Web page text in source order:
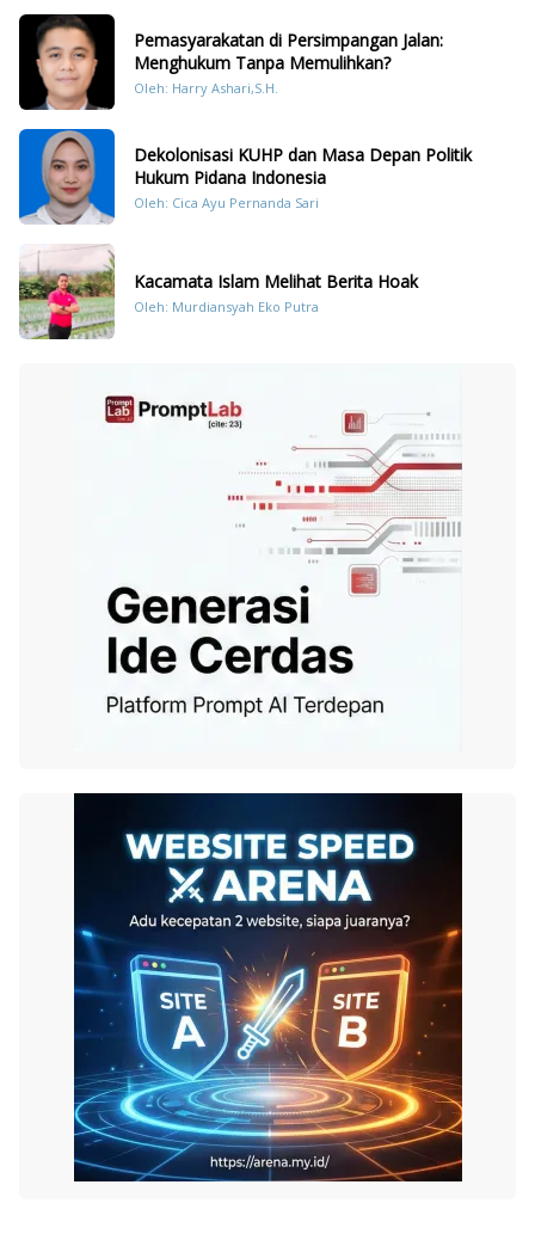
Pemasyarakatan di Persimpangan Jalan:
Menghukum Tanpa Memulihkan?
Oleh: Harry Ashari,S.H.
Dekolonisasi KUHP dan Masa Depan Politik
Hukum Pidana Indonesia
Oleh: Cica Ayu Pernanda Sari
Kacamata Islam Melihat Berita Hoak
Oleh: Murdiansyah Eko Putra